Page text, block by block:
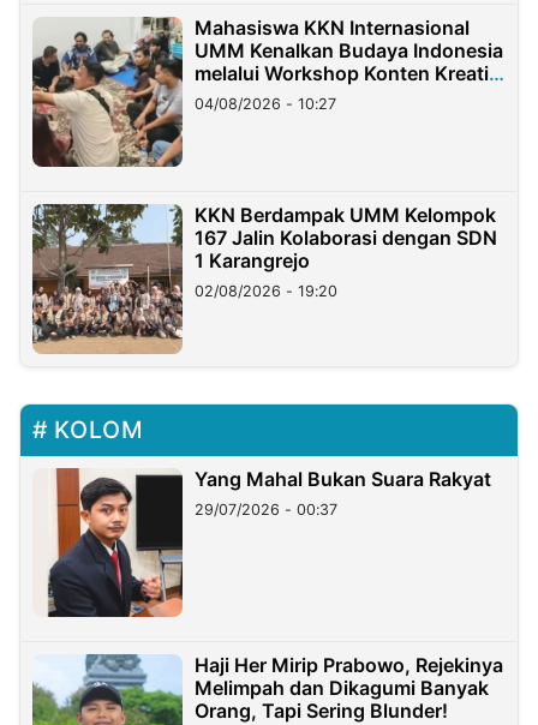
Mahasiswa KKN Internasional
UMM Kenalkan Budaya Indonesia
melalui Workshop Konten Kreatif
di Taiwan
04/08/2026 - 10:27
KKN Berdampak UMM Kelompok
167 Jalin Kolaborasi dengan SDN
1 Karangrejo
02/08/2026 - 19:20
KOLOM
Yang Mahal Bukan Suara Rakyat
29/07/2026 - 00:37
Haji Her Mirip Prabowo, Rejekinya
Melimpah dan Dikagumi Banyak
Orang, Tapi Sering Blunder!